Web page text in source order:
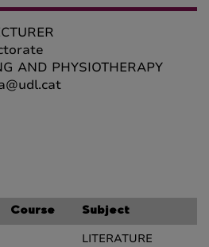
AND PHYSIOTHERAPY
Course Subject
LITERATURE